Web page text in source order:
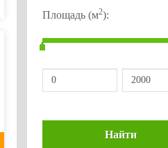
Площадь (м2):